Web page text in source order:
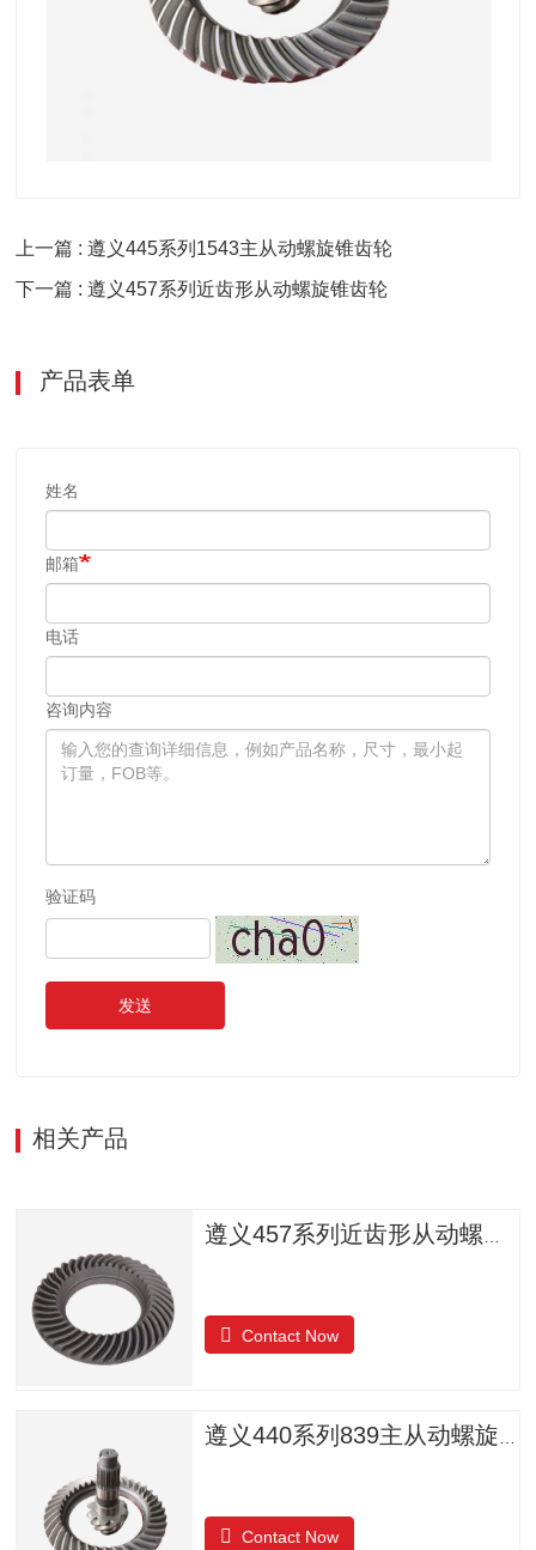
上一篇 : 遵义445系列1543主从动螺旋锥齿轮
下一篇 : 遵义457系列近齿形从动螺旋锥齿轮
产品表单
姓名
邮箱
电话
咨询内容
验证码
发送
相关产品
Contact Now
Contact Now